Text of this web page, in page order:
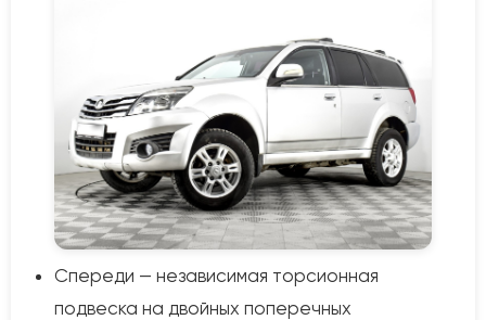
Спереди — независимая торсионная
подвеска на двойных поперечных